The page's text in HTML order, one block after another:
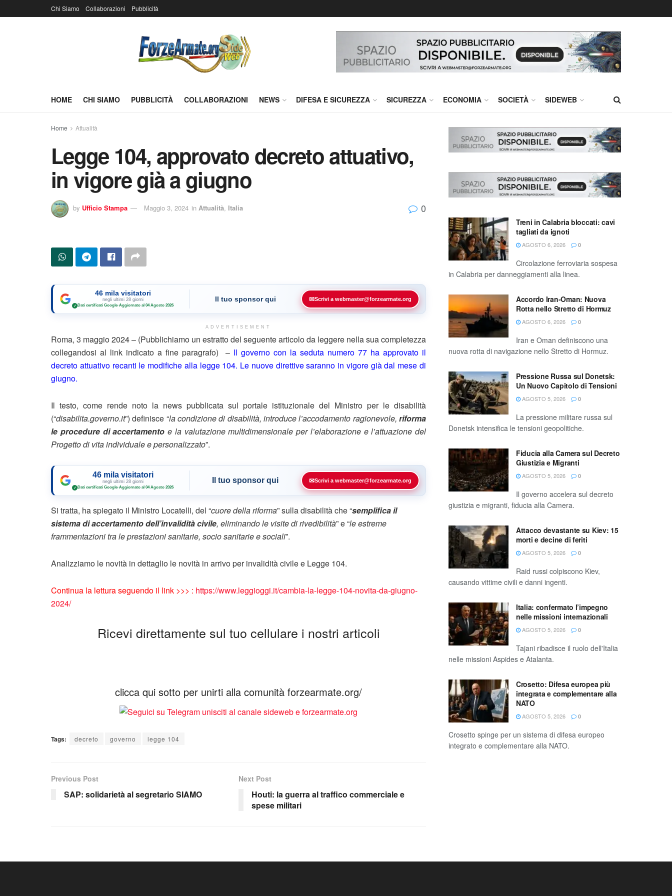
Chi Siamo Collaborazioni Pubblicità
HOME CHI SIAMO PUBBLICITÀ COLLABORAZIONI NEWS DIFESA E SICUREZZA SICUREZZA ECONOMIA SOCIETÀ SIDEWEB
Home Attualità
Legge 104, approvato decreto attuativo,
in vigore già a giugno
by Ufficio Stampa Maggio 3, 2024 in Attualità, Italia 0
46 mila visitatori
negli ultimi 28 giorni
✓ Dati certificati Google·Aggiornato al 04 Agosto 2026
Il tuo sponsor qui ✉Scrivi a webmaster@forzearmate.org
ADVERTISEMENT
Roma, 3 maggio 2024 – (Pubblichiamo un estratto del seguente articolo da leggere nella sua completezza
collegandosi al link indicato a fine paragrafo) – Il governo con la seduta numero 77 ha approvato il
decreto attuativo recanti le modifiche alla legge 104. Le nuove direttive saranno in vigore già dal mese di
giugno.
Il testo, come rende noto la news pubblicata sul portale istituzionale del Ministro per le disabilità
(“disabilita.governo.it”) definisce “la condizione di disabilità, introduce l’accodamento ragionevole,riforma
le procedure di accertamento e la valutazione multidimensionale per l’elaborazione e l’attuazione del
Progetto di vita individuale e personalizzato”.
46 mila visitatori
negli ultimi 28 giorni
✓ Dati certificati Google·Aggiornato al 04 Agosto 2026
Il tuo sponsor qui ✉Scrivi a webmaster@forzearmate.org
Si tratta, ha spiegato il Ministro Locatelli, del “cuore della riforma” sulla disabilità che “semplifica il
sistema di accertamento dell’invalidità civile, eliminando le visite di rivedibilità” e “le estreme
frammentazioni tra le prestazioni sanitarie, socio sanitarie e sociali”.
Analizziamo le novità in dettaglio le novità in arrivo per invalidità civile e Legge 104.
Continua la lettura seguendo il link >>> : https://www.leggioggi.it/cambia-la-legge-104-novita-da-giugno-
2024/
Ricevi direttamente sul tuo cellulare i nostri articoli
clicca qui sotto per unirti alla comunità forzearmate.org/
Tags: decreto governo legge 104
Previous Post
SAP: solidarietà al segretario SIAMO
Next Post
Houti: la guerra al traffico commerciale e
spese militari
Treni in Calabria bloccati: cavi
tagliati da ignoti
AGOSTO 6, 2026 0
Circolazione ferroviaria sospesa
in Calabria per danneggiamenti alla linea.
Accordo Iran-Oman: Nuova
Rotta nello Stretto di Hormuz
AGOSTO 6, 2026 0
Iran e Oman definiscono una
nuova rotta di navigazione nello Stretto di Hormuz.
Pressione Russa sul Donetsk:
Un Nuovo Capitolo di Tensioni
AGOSTO 5, 2026 0
La pressione militare russa sul
Donetsk intensifica le tensioni geopolitiche.
Fiducia alla Camera sul Decreto
Giustizia e Migranti
AGOSTO 5, 2026 0
Il governo accelera sul decreto
giustizia e migranti, fiducia alla Camera.
Attacco devastante su Kiev: 15
morti e decine di feriti
AGOSTO 5, 2026 0
Raid russi colpiscono Kiev,
causando vittime civili e danni ingenti.
Italia: confermato l’impegno
nelle missioni internazionali
AGOSTO 5, 2026 0
Tajani ribadisce il ruolo dell'Italia
nelle missioni Aspides e Atalanta.
Crosetto: Difesa europea più
integrata e complementare alla
NATO
AGOSTO 5, 2026 0
Crosetto spinge per un sistema di difesa europeo
integrato e complementare alla NATO.